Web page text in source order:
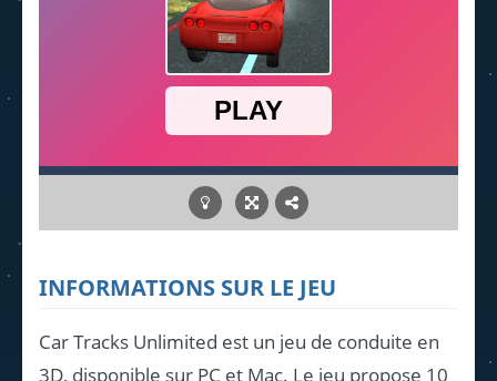
INFORMATIONS SUR LE JEU
Car Tracks Unlimited est un jeu de conduite en
3D, disponible sur PC et Mac. Le jeu propose 10